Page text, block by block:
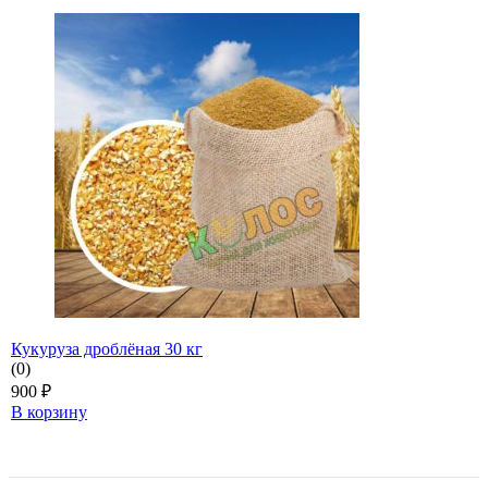
Кукуруза дроблёная 30 кг
(0)
900 ₽
В корзину